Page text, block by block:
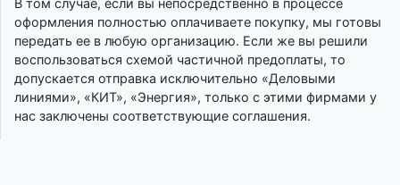
В том случае, если вы непосредственно в процессе
оформления полностью оплачиваете покупку, мы готовы
передать ее в любую организацию. Если же вы решили
воспользоваться схемой частичной предоплаты, то
допускается отправка исключительно «Деловыми
линиями», «КИТ», «Энергия», только с этими фирмами у
нас заключены соответствующие соглашения.